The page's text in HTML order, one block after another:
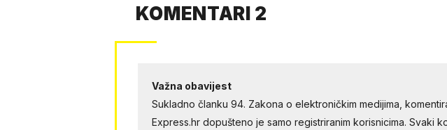
KOMENTARI 2
Važna obavijest
Sukladno članku 94. Zakona o elektroničkim medijima,
Express.hr dopušteno je samo registriranim korisnicima. Svaki